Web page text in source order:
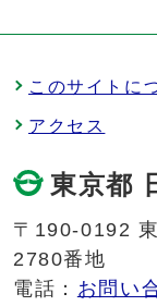
このサイトに
アクセス
東京都
〒190-0192
2780番地
電話： お問い